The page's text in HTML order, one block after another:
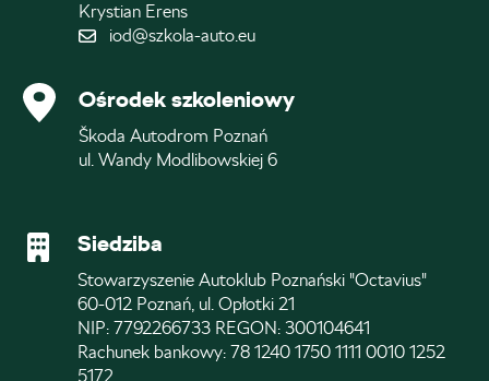
Krystian Erens
iod@szkola-auto.eu
Ośrodek szkoleniowy
Škoda Autodrom Poznań
ul. Wandy Modlibowskiej 6
Siedziba
Stowarzyszenie Autoklub Poznański "Octavius"
60-012 Poznań, ul. Opłotki 21
NIP: 7792266733 REGON: 300104641
Rachunek bankowy: 78 1240 1750 1111 0010 1252
5172